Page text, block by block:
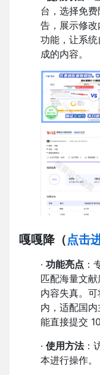
台，选择免
告，展示修
功能，让系
成的内容。
嘎嘎降（点击
· 功能亮点 ：
匹配海量文
内容失真。
内，适配国
能直接提交
· 使用方法：
本进行操作。